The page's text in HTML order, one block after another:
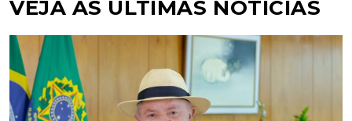
VEJA AS ÚLTIMAS NOTÍCIAS